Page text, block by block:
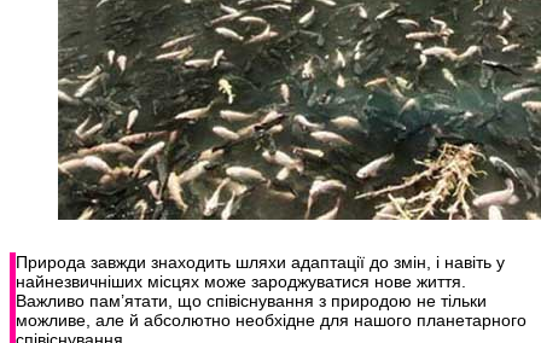
Природа завжди знаходить шляхи адаптації до змін, і навіть у
найнезвичніших місцях може зароджуватися нове життя.
Важливо пам’ятати, що співіснування з природою не тільки
можливе, але й абсолютно необхідне для нашого планетарного
співіснування.